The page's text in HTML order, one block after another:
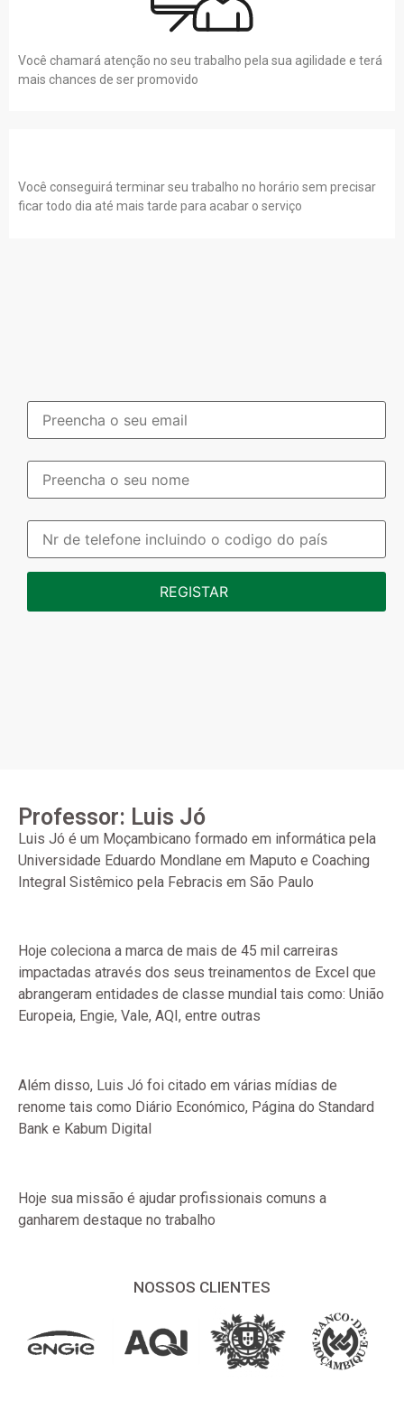
Você chamará atenção no seu trabalho pela sua agilidade e terá
mais chances de ser promovido
Você conseguirá terminar seu trabalho no horário sem precisar
ficar todo dia até mais tarde para acabar o serviço
REGISTAR
Professor: Luis Jó
Luis Jó é um Moçambicano formado em informática pela
Universidade Eduardo Mondlane em Maputo e Coaching
Integral Sistêmico pela Febracis em São Paulo
Hoje coleciona a marca de mais de 45 mil carreiras
impactadas através dos seus treinamentos de Excel que
abrangeram entidades de classe mundial tais como: União
Europeia, Engie, Vale, AQI, entre outras
Além disso, Luis Jó foi citado em várias mídias de
renome tais como Diário Económico, Página do Standard
Bank e Kabum Digital
Hoje sua missão é ajudar profissionais comuns a
ganharem destaque no trabalho
NOSSOS CLIENTES